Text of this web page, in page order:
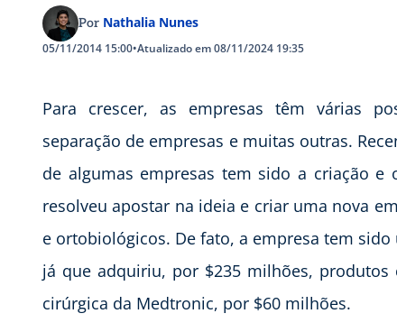
Por Nathalia Nunes
05/11/2014 15:00•Atualizado em 08/11/2024 19:35
Para crescer, as empresas têm várias
separação de empresas e muitas outras.
de algumas empresas tem sido a criação e
resolveu apostar na ideia e criar uma nova
e ortobiológicos. De fato, a empresa tem
já que adquiriu, por $235 milhões,
cirúrgica da Medtronic, por $60 milhões.